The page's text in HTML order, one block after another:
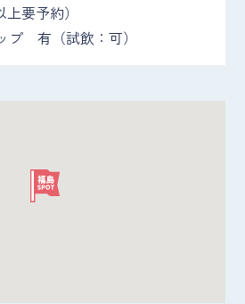
上要予約）
プ 有（試飲：可）